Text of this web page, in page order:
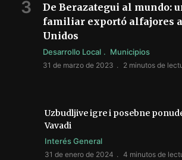
De Berazategui al mundo:
familiar exportó alfajores a
Unidos
Desarrollo Local Municipios
31 de marzo de 2023 2 minutos de
Uzbudljive igre i posebne
Vavadi
Interés General
31 de enero de 2024 4 minutos de